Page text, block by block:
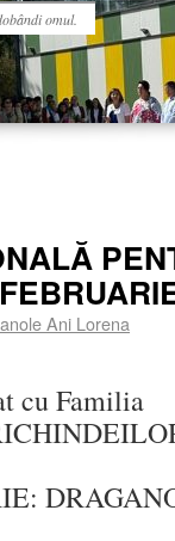
omul.
Ani Lorena
cu Familia